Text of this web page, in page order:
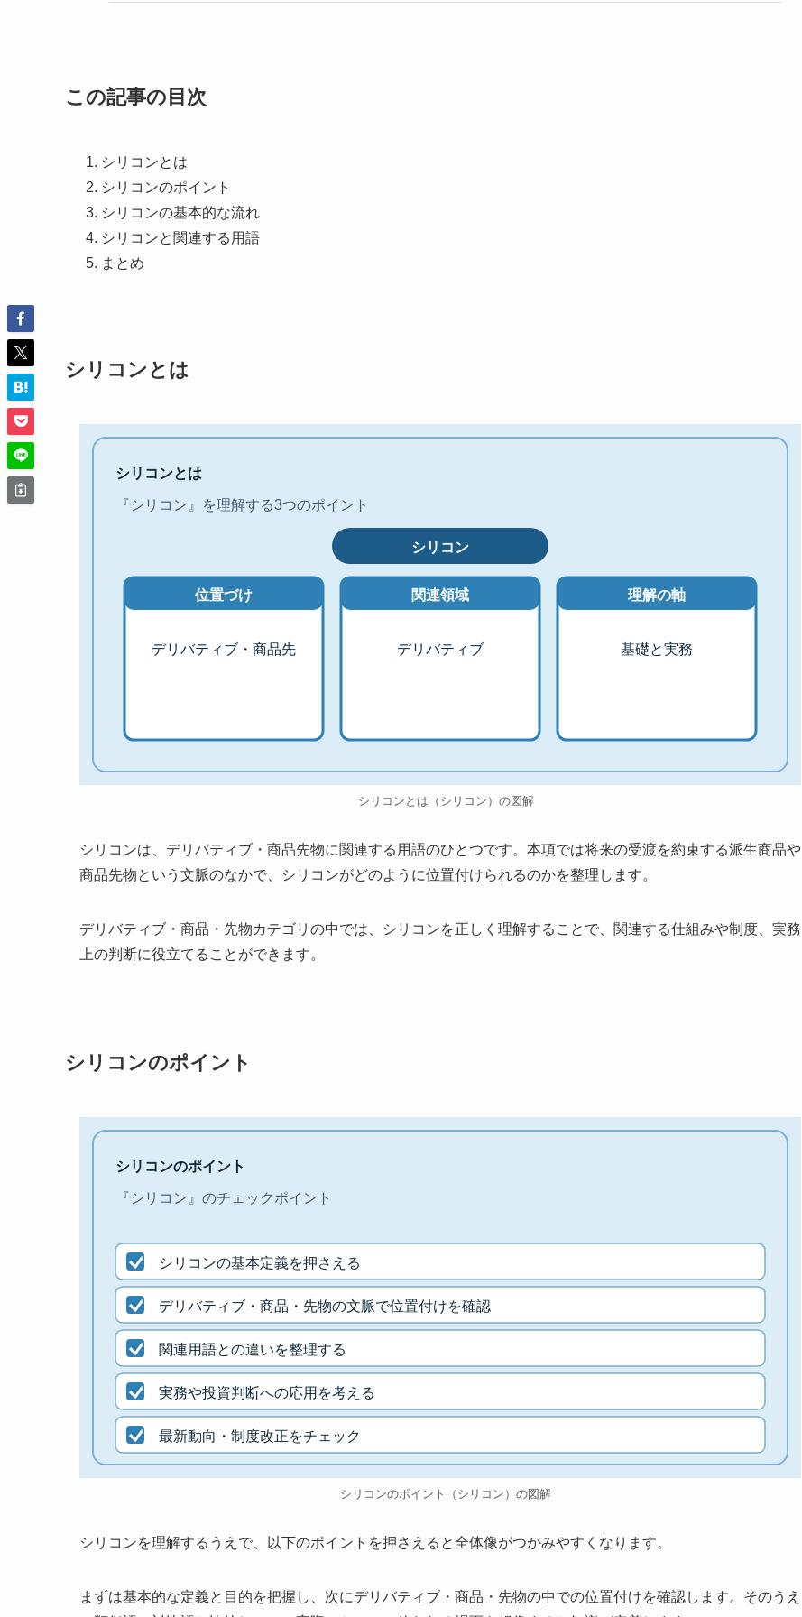
この記事の目次
シリコンとは
シリコンのポイント
シリコンの基本的な流れ
シリコンと関連する用語
まとめ
シリコンとは
シリコンとは
『シリコン』を理解する3つのポイント
シリコン
位置づけ
デリバティブ・商品先
関連領域
デリバティブ
理解の軸
基礎と実務
シリコンとは（シリコン）の図解
シリコンは、デリバティブ・商品先物に関連する用語のひとつです。本項では将来の受渡を約束する派生商品や
商品先物という文脈のなかで、シリコンがどのように位置付けられるのかを整理します。
デリバティブ・商品・先物カテゴリの中では、シリコンを正しく理解することで、関連する仕組みや制度、実務
上の判断に役立てることができます。
シリコンのポイント
シリコンのポイント
『シリコン』のチェックポイント
シリコンの基本定義を押さえる
デリバティブ・商品・先物の文脈で位置付けを確認
関連用語との違いを整理する
実務や投資判断への応用を考える
最新動向・制度改正をチェック
シリコンのポイント（シリコン）の図解
シリコンを理解するうえで、以下のポイントを押さえると全体像がつかみやすくなります。
まずは基本的な定義と目的を把握し、次にデリバティブ・商品・先物の中での位置付けを確認します。そのうえ